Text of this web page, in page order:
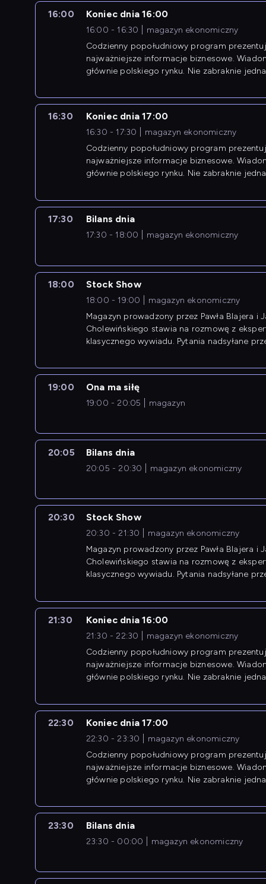
16:00 Koniec dnia 16:00
16:00 - 16:30
magazyn ekonomiczny
Codzienny popołudniowy program
najważniejsze informacje biznesowe.
głównie polskiego rynku. Nie zabraknie
16:30 Koniec dnia 17:00
16:30 - 17:30
magazyn ekonomiczny
Codzienny popołudniowy program
najważniejsze informacje biznesowe.
głównie polskiego rynku. Nie zabraknie
17:30 Bilans dnia
17:30 - 18:00 magazyn ekonomiczny
18:00 Stock Show
18:00 - 19:00
magazyn ekonomiczny
Magazyn prowadzony przez Pawła Blajera i
Cholewińskiego stawia na rozmowę z
klasycznego wywiadu. Pytania nadsyłane
19:00 Ona ma siłę
19:00 - 20:05 magazyn
20:05 Bilans dnia
20:05 - 20:30 magazyn ekonomiczny
20:30 Stock Show
20:30 - 21:30
magazyn ekonomiczny
Magazyn prowadzony przez Pawła Blajera i
Cholewińskiego stawia na rozmowę z
klasycznego wywiadu. Pytania nadsyłane
21:30 Koniec dnia 16:00
21:30 - 22:30
magazyn ekonomiczny
Codzienny popołudniowy program
najważniejsze informacje biznesowe.
głównie polskiego rynku. Nie zabraknie
22:30 Koniec dnia 17:00
22:30 - 23:30
magazyn ekonomiczny
Codzienny popołudniowy program
najważniejsze informacje biznesowe.
głównie polskiego rynku. Nie zabraknie
23:30 Bilans dnia
23:30 - 00:00 magazyn ekonomiczny